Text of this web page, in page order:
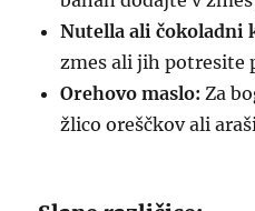
Nutella ali čokoladni
zmes ali jih potresite
Orehovo maslo: Za
žlico oreščkov ali